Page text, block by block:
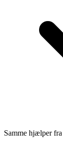
Samme hjælper